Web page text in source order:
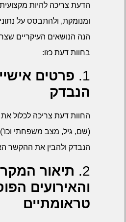
הדעת צריכה להיות
ומנומקת, ולהתבסס על
הנה הנושאים העיקריים
בחוות דעת כזו:
1.
פרטים
הנבדק
החוות דעת צריכה לכלול
(שם, גיל, מצב משפחתי
הנבדק ולהבין את ההקשר
2.
תיאור
והאירועים
טראומתיים